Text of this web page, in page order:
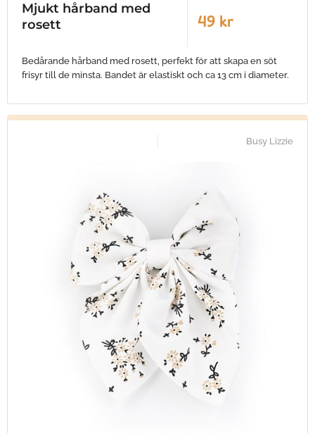
Mjukt hårband med
rosett
49 kr
Bedårande hårband med rosett, perfekt för att skapa en söt
frisyr till de minsta. Bandet är elastiskt och ca 13 cm i diameter.
Busy Lizzie